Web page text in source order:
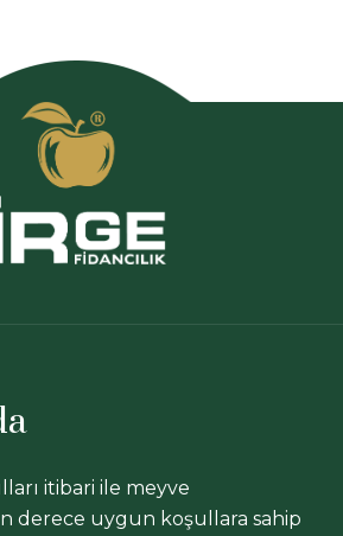
itibari ile meyve
derece uygun koşullara sahip